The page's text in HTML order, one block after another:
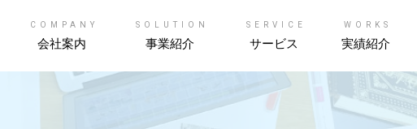
COMPANY
会社案内
SOLUTION
事業紹介
SERVICE
サービス
WORKS
実績紹介